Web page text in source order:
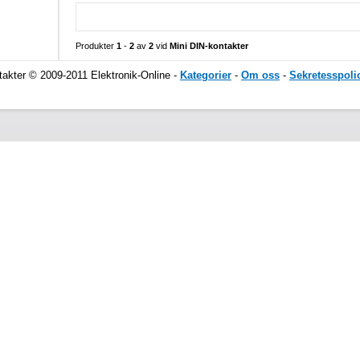
Produkter 1 - 2 av 2 vid Mini DIN-kontakter
© 2009-2011 Elektronik-Online - Kategorier - Om oss -